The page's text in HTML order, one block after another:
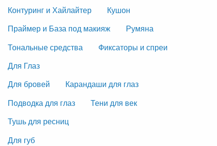
Контуринг и Хайлайтер
Кушон
Праймер и База под макияж
Румяна
Тональные средства
Фиксаторы и спреи
Для Глаз
Для бровей
Карандаши для глаз
Подводка для глаз
Тени для век
Тушь для ресниц
Для губ